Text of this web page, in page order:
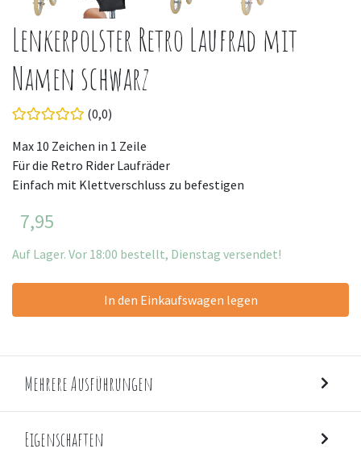
Lenkerpolster Retro Laufrad mit
Namen schwarz
(0,0)
Max 10 Zeichen in 1 Zeile
Für die Retro Rider Laufräder
Einfach mit Klettverschluss zu befestigen
7,95
Auf Lager. Vor 18:00 bestellt, Dienstag versendet!
In den Einkaufswagen legen
Mehrere Ausführungen
Eigenschaften